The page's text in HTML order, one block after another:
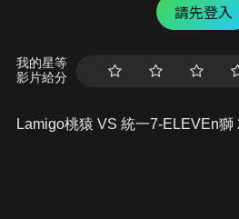
請先登入
我的星等
影片給分
Lamigo桃猿 VS 統一7-ELEVEn獅